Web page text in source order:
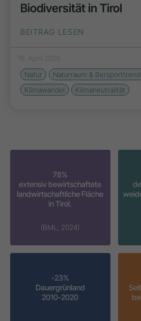
Biodiversität in Tirol
BEITRAG LESEN
19. April 2026
Natur
Naturraum &
Klimawandel
Klimaneutralität
78%
extensiv bewirtschaftete
landwirtschaftliche Fläche
in Tirol.
(BML, 2024)
-23%
Dauergrünland
2010-2020